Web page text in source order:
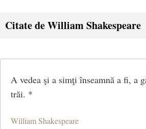
Citate de William Shakespeare
A vedea şi a simţi înseamnă a fi, a
trăi. *
William Shakespeare